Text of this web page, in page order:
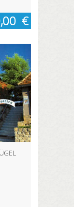
€